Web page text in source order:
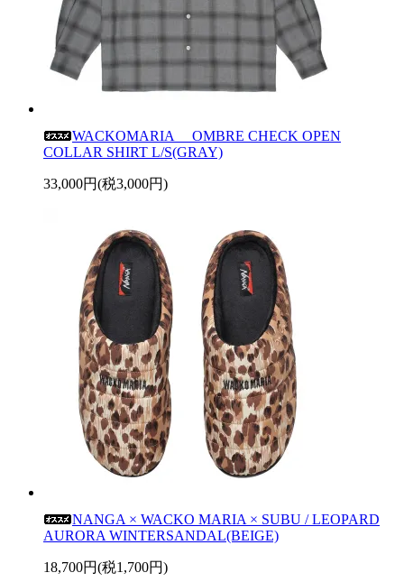
WACKOMARIA OMBRE CHECK OPEN
COLLAR SHIRT L/S(GRAY)
33,000円(税3,000円)
NANGA × WACKO MARIA × SUBU / LEOPARD
AURORA WINTERSANDAL(BEIGE)
18,700円(税1,700円)